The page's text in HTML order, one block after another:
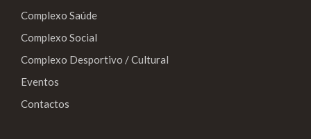
Complexo Saúde
Complexo Social
Complexo Desportivo / Cultural
Eventos
Contactos